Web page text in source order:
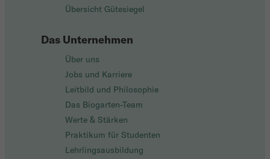
Übersicht Gütesiegel
Das Unternehmen
Über uns
Jobs und Karriere
Leitbild und Philosophie
Das Biogarten-Team
Werte & Stärken
Praktikum für Studenten
Lehrlingsausbildung